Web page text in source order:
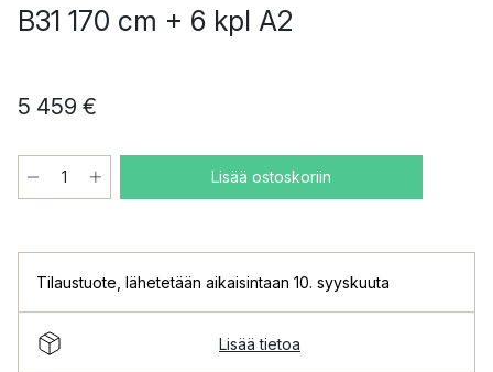
B31 170 cm + 6 kpl A2
5 459 €
Lisää ostoskoriin
Tilaustuote lähetetään aikaisintaan 10. syyskuuta
Lisää tietoa